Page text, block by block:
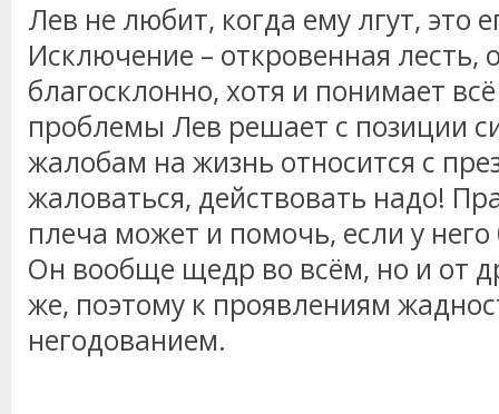
Лев не любит, когда ему лгут, это
Исключение – откровенная лесть,
благосклонно, хотя и понимает
проблемы Лев решает с позиции
жалобам на жизнь относится с
жаловаться, действовать надо!
плеча может и помочь, если у него
Он вообще щедр во всём, но и от
же, поэтому к проявлениям
негодованием.